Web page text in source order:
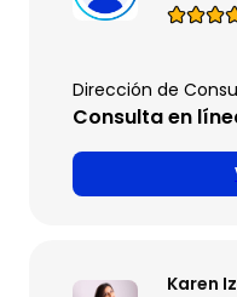
Dirección de
Consulta en
Karen